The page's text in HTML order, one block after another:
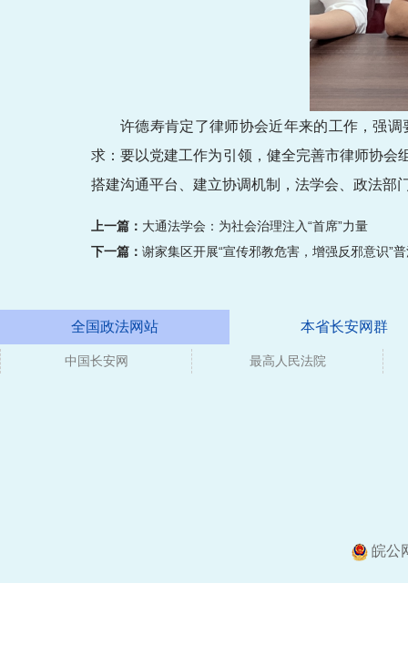
许德寿肯定了律师协会近年来的工作，强
求：要以党建工作为引领，健全完善市律师协
搭建沟通平台、建立协调机制，法学会、政法部
上一篇： 大通法学会：为社会治理注入“首席”力量
下一篇： 谢家集区开展“宣传邪教危害，增强反邪意识”
全国政法网站 本省长安网群
媒体
中国长安网 最高人民法院
皖公